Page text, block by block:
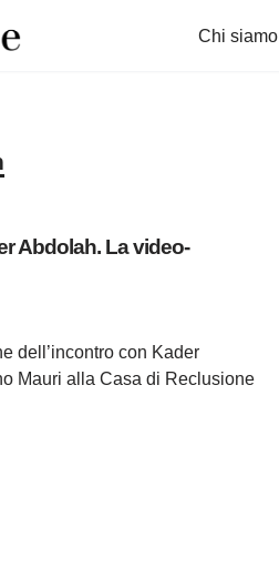
Chi siamo
Abdolah. La video-
dell’incontro con Kader
Mauri alla Casa di Reclusione